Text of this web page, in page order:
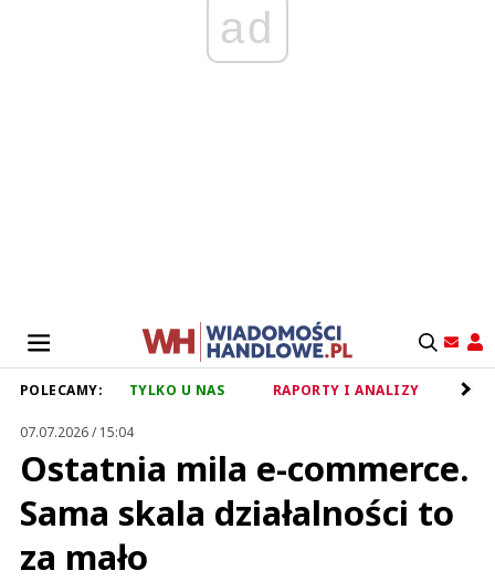
ad
POLECAMY: TYLKO U NAS RAPORTY I ANALIZY
07.07.2026 / 15:04
Ostatnia mila e-commerce.
Sama skala działalności to
za mało